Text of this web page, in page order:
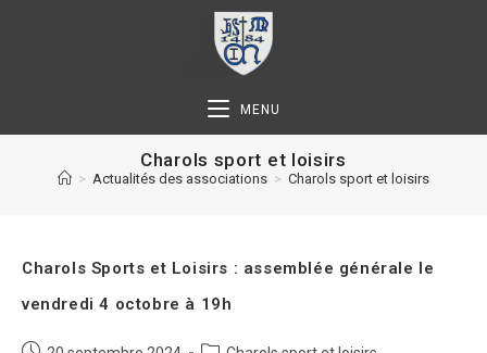
MENU
Charols sport et loisirs
> Actualités des associations > Charols sport et loisirs
Charols Sports et Loisirs : assemblée générale le
vendredi 4 octobre à 19h